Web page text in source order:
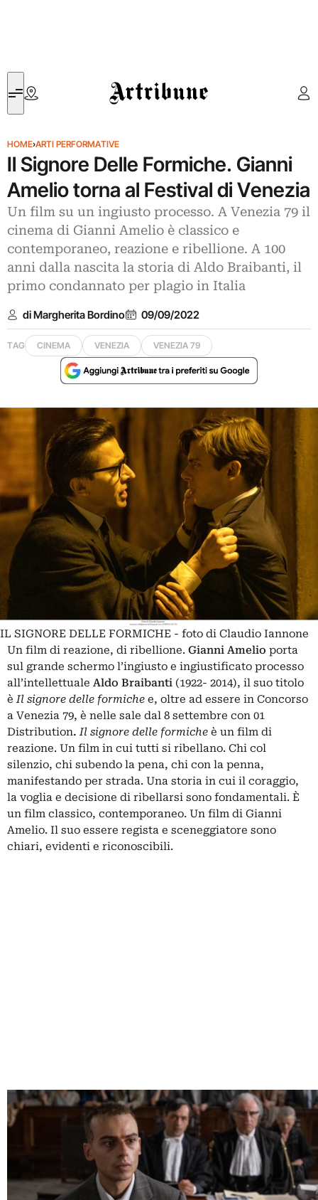
Artribune
HOME›ARTI PERFORMATIVE
Il Signore Delle Formiche. Gianni
Amelio torna al Festival di Venezia
Un film su un ingiusto processo. A Venezia 79 il
cinema di Gianni Amelio è classico e
contemporaneo, reazione e ribellione. A 100
anni dalla nascita la storia di Aldo Braibanti, il
primo condannato per plagio in Italia
di Margherita Bordino 09/09/2022
TAG CINEMA VENEZIA VENEZIA 79
IL SIGNORE DELLE FORMICHE - foto di Claudio Iannone
Un film di reazione, di ribellione. Gianni Amelio porta
sul grande schermo l’ingiusto e ingiustificato processo
all’intellettuale Aldo Braibanti (1922- 2014), il suo titolo
èIl signore delle formiche e, oltre ad essere in Concorso
a Venezia 79, è nelle sale dal 8 settembre con 01
Distribution. Il signore delle formiche è un film di
reazione. Un film in cui tutti si ribellano. Chi col
silenzio, chi subendo la pena, chi con la penna,
manifestando per strada. Una storia in cui il coraggio,
la voglia e decisione di ribellarsi sono fondamentali. È
un film classico, contemporaneo. Un film di Gianni
Amelio. Il suo essere regista e sceneggiatore sono
chiari, evidenti e riconoscibili.